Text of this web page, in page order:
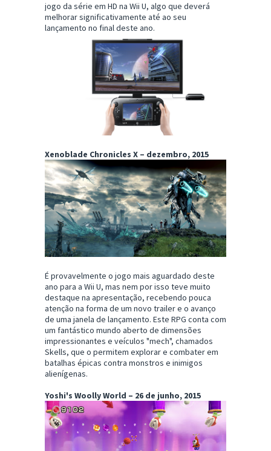
jogo da série em HD na Wii U, algo que deverá
melhorar significativamente até ao seu
lançamento no final deste ano.
Xenoblade Chronicles X – dezembro, 2015
É provavelmente o jogo mais aguardado deste
ano para a Wii U, mas nem por isso teve muito
destaque na apresentação, recebendo pouca
atenção na forma de um novo trailer e o avanço
de uma janela de lançamento. Este RPG conta com
um fantástico mundo aberto de dimensões
impressionantes e veículos "mech", chamados
Skells, que o permitem explorar e combater em
batalhas épicas contra monstros e inimigos
alienígenas.
Yoshi's Woolly World – 26 de junho, 2015